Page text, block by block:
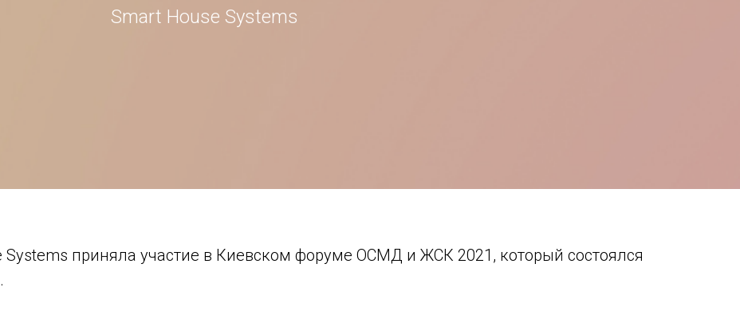
Smart House Systems
приняла участие в Киевском форуме ОСМД и ЖСК 2021, который состоялся